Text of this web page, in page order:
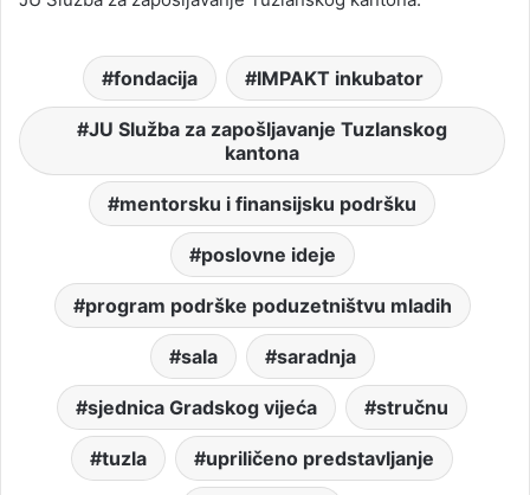
fondacija IMPAKT inkubator
JU Služba za zapošljavanje Tuzlanskog
kantona
mentorsku i finansijsku podršku
poslovne ideje
program podrške poduzetništvu mladih
sala saradnja
sjednica Gradskog vijeća stručnu
tuzla upriličeno predstavljanje